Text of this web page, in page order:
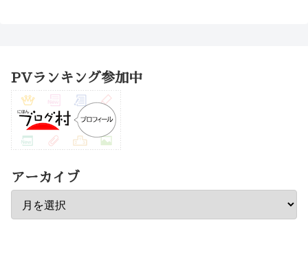
PVランキング参加中
アーカイブ